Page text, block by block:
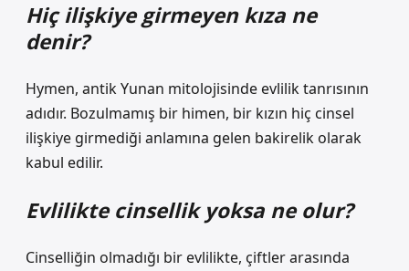
Hiç ilişkiye girmeyen kıza ne
denir?
Hymen, antik Yunan mitolojisinde evlilik tanrısının
adıdır. Bozulmamış bir himen, bir kızın hiç cinsel
ilişkiye girmediği anlamına gelen bakirelik olarak
kabul edilir.
Evlilikte cinsellik yoksa ne olur?
Cinselliğin olmadığı bir evlilikte, çiftler arasında